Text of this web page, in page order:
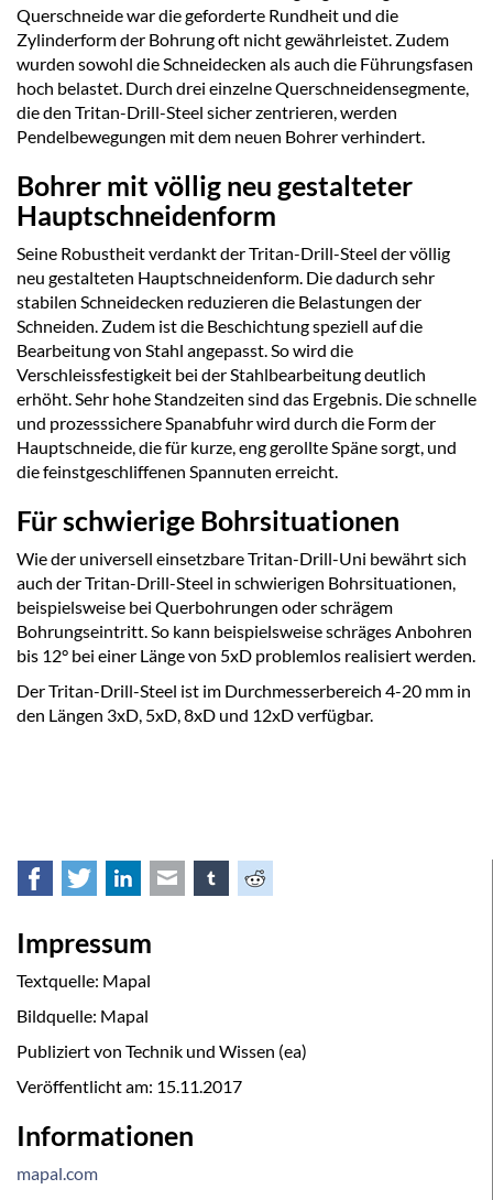
Querschneide war die geforderte Rundheit und die
Zylinderform der Bohrung oft nicht gewährleistet. Zudem
wurden sowohl die Schneidecken als auch die Führungsfasen
hoch belastet. Durch drei einzelne Querschneidensegmente,
die den Tritan-Drill-Steel sicher zentrieren, werden
Pendelbewegungen mit dem neuen Bohrer verhindert.
Bohrer mit völlig neu gestalteter
Hauptschneidenform
Seine Robustheit verdankt der Tritan-Drill-Steel der völlig
neu gestalteten Hauptschneidenform. Die dadurch sehr
stabilen Schneidecken reduzieren die Belastungen der
Schneiden. Zudem ist die Beschichtung speziell auf die
Bearbeitung von Stahl angepasst. So wird die
Verschleissfestigkeit bei der Stahlbearbeitung deutlich
erhöht. Sehr hohe Standzeiten sind das Ergebnis. Die schnelle
und prozesssichere Spanabfuhr wird durch die Form der
Hauptschneide, die für kurze, eng gerollte Späne sorgt, und
die feinstgeschliffenen Spannuten erreicht.
Für schwierige Bohrsituationen
Wie der universell einsetzbare Tritan-Drill-Uni bewährt sich
auch der Tritan-Drill-Steel in schwierigen Bohrsituationen,
beispielsweise bei Querbohrungen oder schrägem
Bohrungseintritt. So kann beispielsweise schräges Anbohren
bis 12° bei einer Länge von 5xD problemlos realisiert werden.
Der Tritan-Drill-Steel ist im Durchmesserbereich 4-20 mm in
den Längen 3xD, 5xD, 8xD und 12xD verfügbar.
Facebook
TwitterLinkedInE-mail tumblrReddit
Impressum
Textquelle: Mapal
Bildquelle: Mapal
Publiziert von Technik und Wissen (ea)
Veröffentlicht am: 15.11.2017
Informationen
mapal.com